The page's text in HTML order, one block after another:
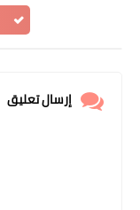
إرسال تعليق